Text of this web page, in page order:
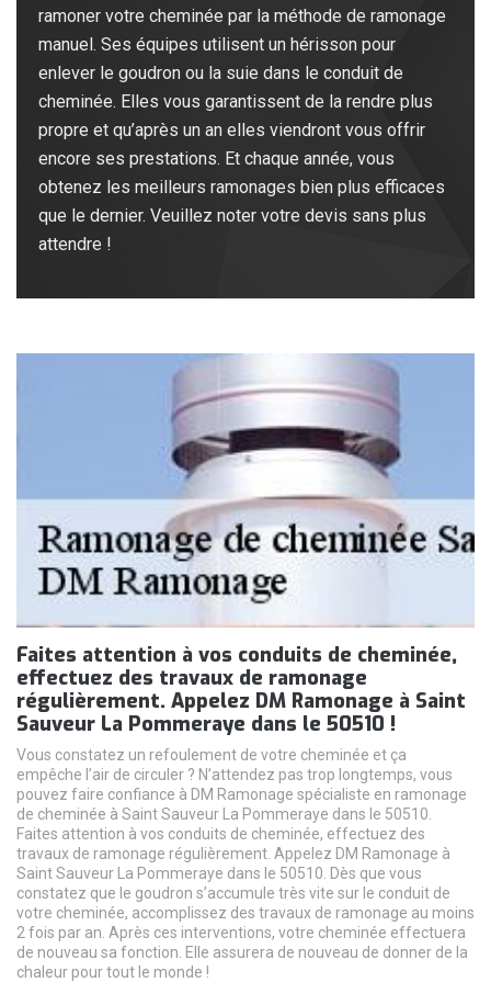
ramoner votre cheminée par la méthode de ramonage
manuel. Ses équipes utilisent un hérisson pour
enlever le goudron ou la suie dans le conduit de
cheminée. Elles vous garantissent de la rendre plus
propre et qu’après un an elles viendront vous offrir
encore ses prestations. Et chaque année, vous
obtenez les meilleurs ramonages bien plus efficaces
que le dernier. Veuillez noter votre devis sans plus
attendre !
Faites attention à vos conduits de cheminée,
effectuez des travaux de ramonage
régulièrement. Appelez DM Ramonage à Saint
Sauveur La Pommeraye dans le 50510 !
Vous constatez un refoulement de votre cheminée et ça
empêche l’air de circuler ? N’attendez pas trop longtemps, vous
pouvez faire confiance à DM Ramonage spécialiste en ramonage
de cheminée à Saint Sauveur La Pommeraye dans le 50510.
Faites attention à vos conduits de cheminée, effectuez des
travaux de ramonage régulièrement. Appelez DM Ramonage à
Saint Sauveur La Pommeraye dans le 50510. Dès que vous
constatez que le goudron s’accumule très vite sur le conduit de
votre cheminée, accomplissez des travaux de ramonage au moins
2 fois par an. Après ces interventions, votre cheminée effectuera
de nouveau sa fonction. Elle assurera de nouveau de donner de la
chaleur pour tout le monde !